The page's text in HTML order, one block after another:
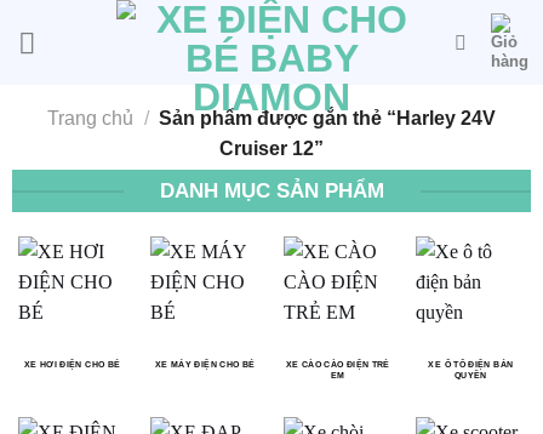
Trang chủ / Sản phẩm được gắn thẻ “Harley 24V
Cruiser 12”
DANH MỤC SẢN PHẨM
XE HƠI ĐIỆN CHO BÉ XE MÁY ĐIỆN CHO BÉ
XE CÀO CÀO ĐIỆN TRẺ
EM
XE Ô TÔ ĐIỆN BẢN
QUYỀN